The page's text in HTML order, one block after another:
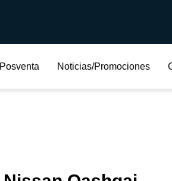
Posventa Noticias/Promociones